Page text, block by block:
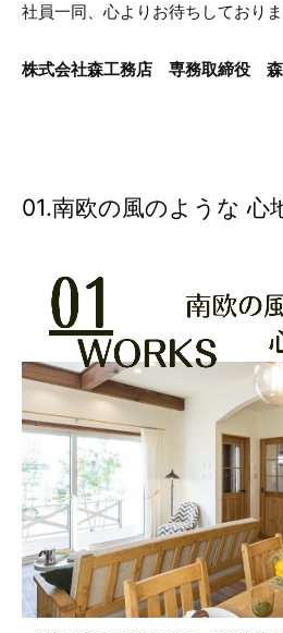
社員一同、心よりお待ちしておりま
株式会社森工務店 専務取締役
01.南欧の風のような 心